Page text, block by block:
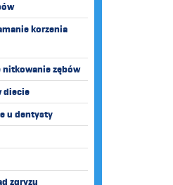
korzenia
nitkowanie zębów
diecie
u dentysty
zgryzu